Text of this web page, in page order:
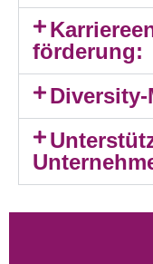
förderung:
Diversity-